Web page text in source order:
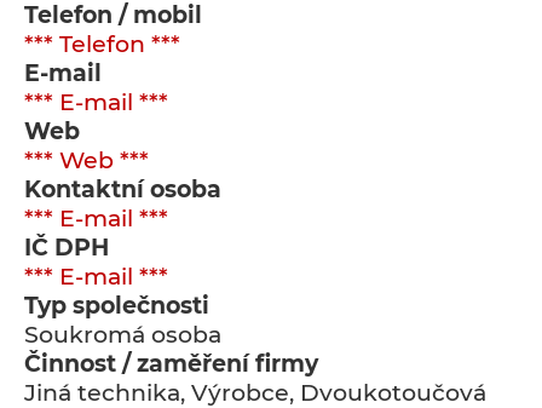
Telefon / mobil
*** Telefon ***
E-mail
*** E-mail ***
Web
*** Web ***
Kontaktní osoba
*** E-mail ***
IČ DPH
*** E-mail ***
Typ společnosti
Soukromá osoba
Činnost / zaměření firmy
Jiná technika, Výrobce, Dvoukotoučová